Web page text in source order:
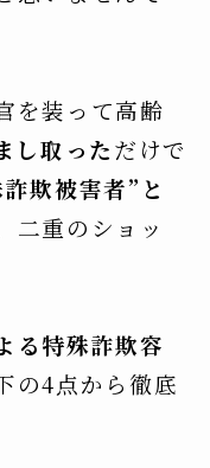
を装って高齢
し取っただけで
欺被害者”と
二重のショッ
る特殊詐欺容
の4点から徹底